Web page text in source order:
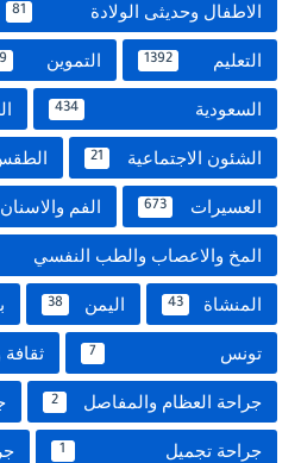
الاطفال وحديثى الولادة 81
التعليم 1392 التموين
السعودية 434
الشئون الاجتماعية 21
العسيرات 673 الفم والاسنان
المخ والاعصاب والطب النفسي
المنشاة 43 اليمن 38
تونس 7
جراحة العظام والمفاصل 2
جراحة تجميل 1